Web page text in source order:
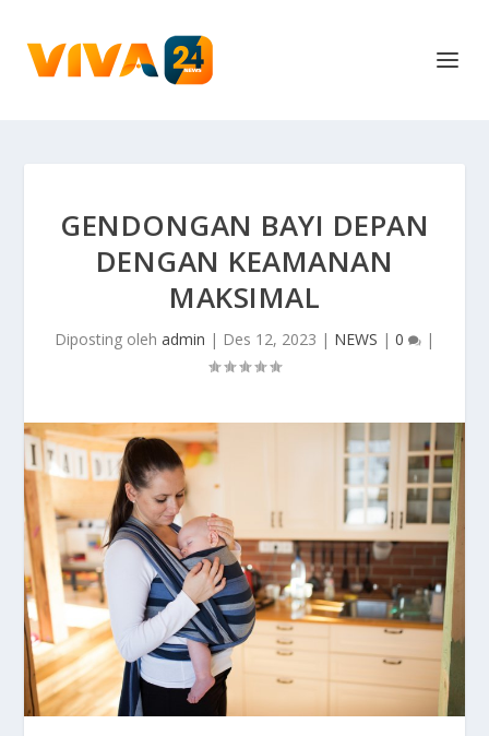
GENDONGAN BAYI DEPAN
DENGAN KEAMANAN
MAKSIMAL
Diposting oleh admin | Des 12, 2023 | NEWS | 0 |